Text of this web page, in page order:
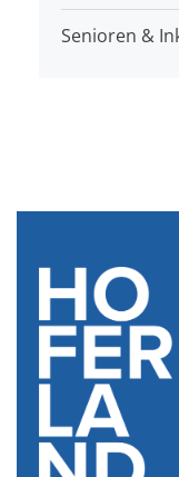
Senioren &